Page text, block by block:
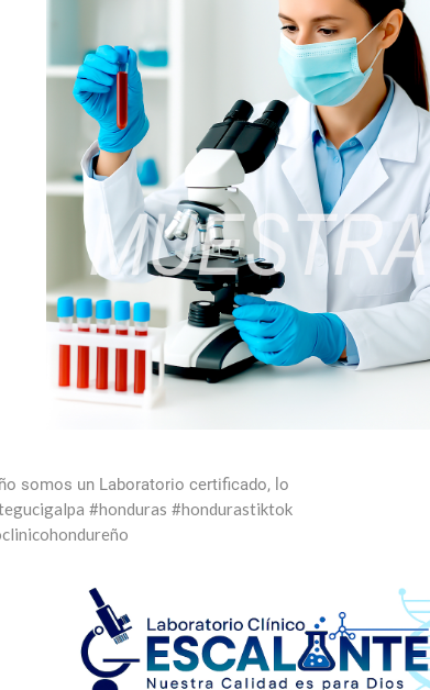
somos un Laboratorio certificado, lo
#honduras #hondurastiktok